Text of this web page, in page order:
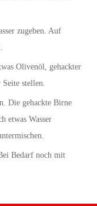
zugeben. Auf
Olivenöl, gehackter
stellen.
Die gehackte Birne
etwas Wasser
Bedarf noch mit